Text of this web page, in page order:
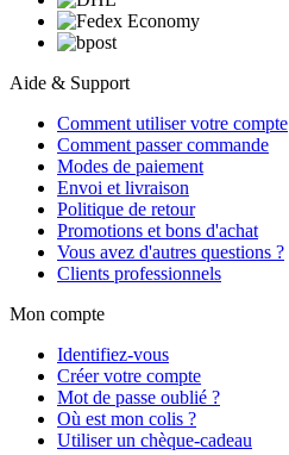
Aide & Support
Comment utiliser votre compte
Comment passer commande
Modes de paiement
Envoi et livraison
Politique de retour
Promotions et bons d'achat
Vous avez d'autres questions ?
Clients professionnels
Mon compte
Identifiez-vous
Créer votre compte
Mot de passe oublié ?
Où est mon colis ?
Utiliser un chèque-cadeau